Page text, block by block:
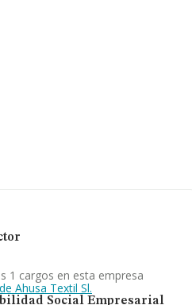
1 cargos en esta empresa
Ahusa Textil Sl.
Social Empresarial